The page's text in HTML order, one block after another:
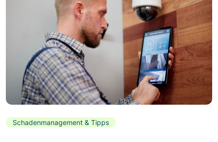
Schadenmanagement & Tipps